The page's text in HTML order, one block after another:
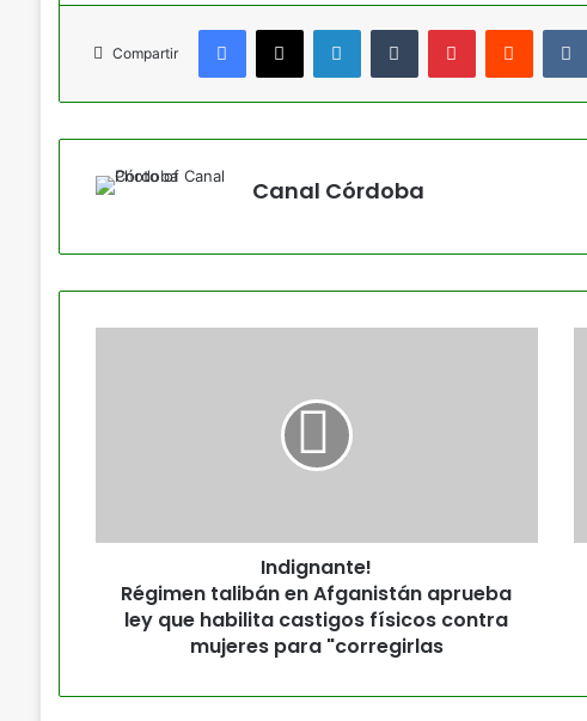
Compartir
Facebook
X LinkedInTumblr PinterestReddit
Canal Córdoba
Indignante!
Régimen talibán en Afganistán aprueba
ley que habilita castigos físicos contra
mujeres para "corregirlas